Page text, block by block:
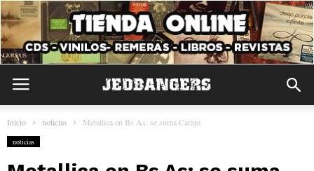
Inicio noticias Metallica en Bs As: se suma Carajo
noticias